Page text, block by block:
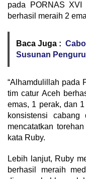
pada PORNAS
berhasil meraih 2
Baca Juga :
Susunan
“Alhamdulillah pada
tim catur Aceh
emas, 1 perak, dan
konsistensi
mencatatkan
kata Ruby.
Lebih lanjut, Ruby
berhasil meraih